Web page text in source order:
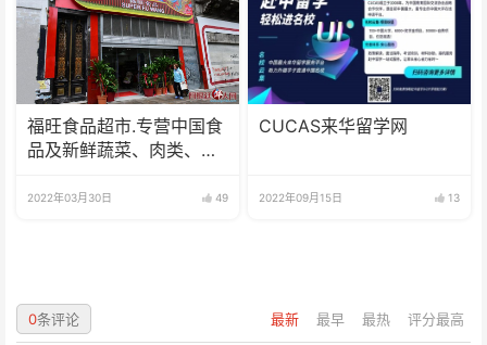
福旺食品超市.专营中国食
品及新鲜蔬菜、肉类、
2022年03月30日 49
CUCAS来华留学网
2022年09月15日 13
最新 最早 最热 评分最高
0条评论